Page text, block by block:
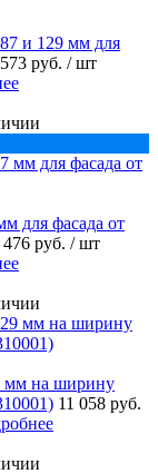
и 129 мм для
руб. / шт
для фасада от
476 руб. / шт
мм на ширину
11 058 руб.